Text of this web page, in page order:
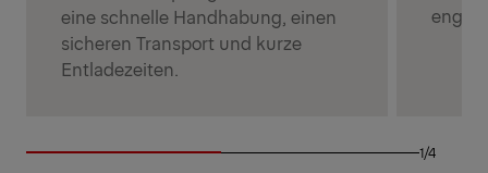
eine schnelle Handhabung, einen
sicheren Transport und kurze
Entladezeiten.
1/4